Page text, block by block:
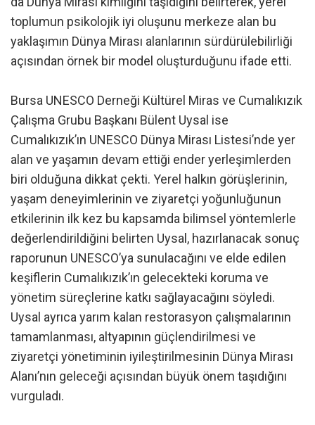
toplumun psikolojik iyi oluşunu merkeze alan bu
yaklaşımın Dünya Mirası alanlarının sürdürülebilirliği
açısından örnek bir model oluşturduğunu ifade etti.
Bursa UNESCO Derneği Kültürel Miras ve Cumalıkızık
Çalışma Grubu Başkanı Bülent Uysal ise
Cumalıkızık’ın UNESCO Dünya Mirası Listesi’nde yer
alan ve yaşamın devam ettiği ender yerleşimlerden
biri olduğuna dikkat çekti. Yerel halkın görüşlerinin,
yaşam deneyimlerinin ve ziyaretçi yoğunluğunun
etkilerinin ilk kez bu kapsamda bilimsel yöntemlerle
değerlendirildiğini belirten Uysal, hazırlanacak sonuç
raporunun UNESCO’ya sunulacağını ve elde edilen
keşiflerin Cumalıkızık’ın gelecekteki koruma ve
yönetim süreçlerine katkı sağlayacağını söyledi.
Uysal ayrıca yarım kalan restorasyon çalışmalarının
tamamlanması, altyapının güçlendirilmesi ve
ziyaretçi yönetiminin iyileştirilmesinin Dünya Mirası
Alanı’nın geleceği açısından büyük önem taşıdığını
vurguladı.